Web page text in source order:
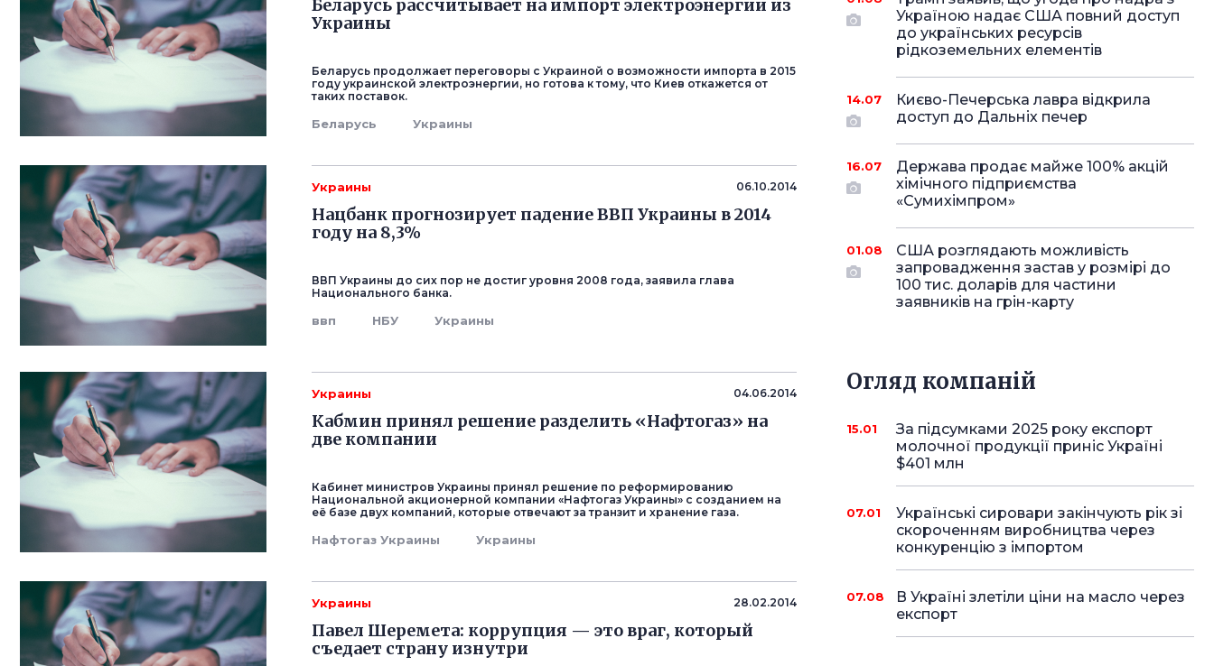
Беларусь рассчитывает на импорт электроэнергии из
Украины
Беларусь продолжает переговоры с Украиной о возможности импорта в 2015
году украинской электроэнергии, но готова к тому, что Киев откажется от
таких поставок.
Беларусь Украины
Украины 06.10.2014
Нацбанк прогнозирует падение ВВП Украины в 2014
году на 8,3%
ВВП Украины до сих пор не достиг уровня 2008 года, заявила глава
Национального банка.
ввп НБУ Украины
Украины 04.06.2014
Кабмин принял решение разделить «Нафтогаз» на
две компании
Кабинет министров Украины принял решение по реформированию
Национальной акционерной компании «Нафтогаз Украины» с созданием на
её базе двух компаний, которые отвечают за транзит и хранение газа.
Нафтогаз Украины Украины
Украины 28.02.2014
Павел Шеремета: коррупция — это враг, который
съедает страну изнутри
Україною надає США повний доступ
до українських ресурсів
рідкоземельних елементів
14.07
Києво-Печерська лавра відкрила
доступ до Дальніх печер
16.07
Держава продає майже 100% акцій
хімічного підприємства
«Сумихімпром»
01.08
США розглядають можливість
запровадження застав у розмірі до
100 тис. доларів для частини
заявників на грін-карту
Огляд компаній
15.01
За підсумками 2025 року експорт
молочної продукції приніс Україні
$401 млн
07.01
Українські сировари закінчують рік зі
скороченням виробництва через
конкуренцію з імпортом
07.08
В Україні злетіли ціни на масло через
експорт